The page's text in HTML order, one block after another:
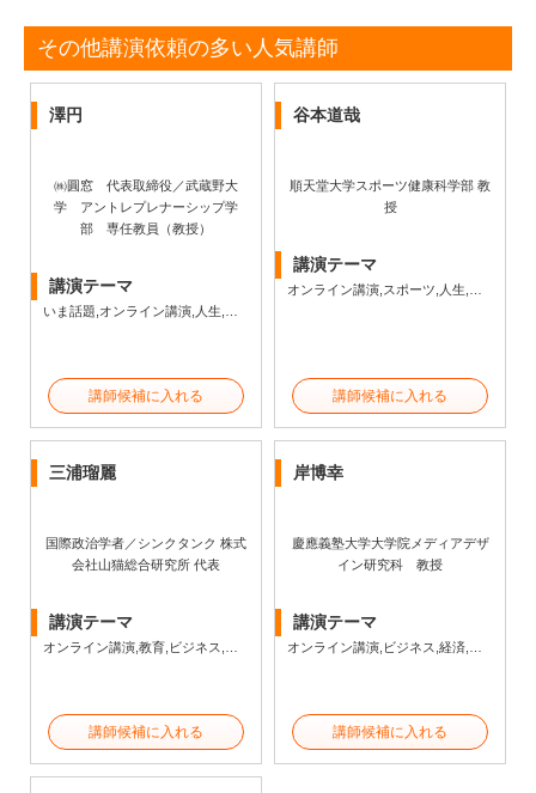
その他講演依頼の多い人気講師
澤円
㈱圓窓 代表取締役／武蔵野大
学 アントレプレナーシップ学
部 専任教員（教授）
講演テーマ
講師候補に入れる
谷本道哉
順天堂大学スポーツ健康科学部 教
授
講演テーマ
講師候補に入れる
三浦瑠麗
国際政治学者／シンクタンク 株式
会社山猫総合研究所 代表
講演テーマ
講師候補に入れる
岸博幸
慶應義塾大学大学院メディアデザ
イン研究科 教授
講演テーマ
講師候補に入れる